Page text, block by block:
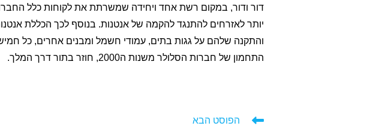
דור ודור, במקום רשת אחד ויחידה שמשרתת את לקוחות כלל
יותר לאזרחים להתנגד להקמה של אנטנות. בנוסף לכך הכללת
והתקנה שלהם על גגות בתים, עמודי חשמל ומבנים אחרים, כל
התחמון של חברות הסלולר משנות ה2000, חוזר בתור דרך המלך.
לקרוא
הפוסט הבא